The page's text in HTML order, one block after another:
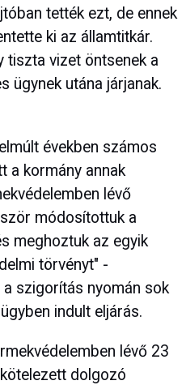
tették ezt, de ennek
ki az államtitkár.
tiszta vizet öntsenek a
ügynek utána járjanak.
években számos
a kormány annak
lévő
módosítottuk a
meghoztuk az egyik
törvényt" -
szigorítás nyomán sok
indult eljárás.
lévő 23
dolgozó